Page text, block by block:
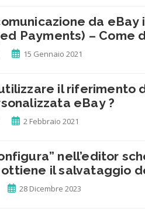
da
Payments) – Come
15 Gennaio 2021
il
eBay ?
2 Febbraio 2021
nell’editor
ottiene il salvataggio
28 Dicembre 2023